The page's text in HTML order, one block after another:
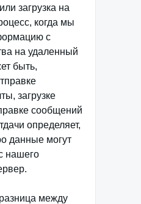
загрузка на
когда мы
с
на удаленный
быть,
загрузке
сообщений
определяет,
данные могут
нашего
между